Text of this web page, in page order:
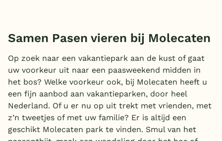
Samen Pasen vieren bij Molecaten
Op zoek naar een vakantiepark aan de kust of gaat
uw voorkeur uit naar een paasweekend midden in
het bos? Welke voorkeur ook, bij Molecaten heeft u
een fijn aanbod aan vakantieparken, door heel
Nederland. Of u er nu op uit trekt met vrienden, met
z’n tweetjes of met uw familie? Er is altijd een
geschikt Molecaten park te vinden. Smul van het